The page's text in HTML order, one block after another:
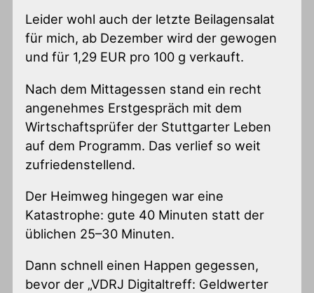
Leider wohl auch der letzte Beilagensalat
für mich, ab Dezember wird der gewogen
und für 1,29 EUR pro 100 g verkauft.
Nach dem Mittagessen stand ein recht
angenehmes Erstgespräch mit dem
Wirtschaftsprüfer der Stuttgarter Leben
auf dem Programm. Das verlief so weit
zufriedenstellend.
Der Heimweg hingegen war eine
Katastrophe: gute 40 Minuten statt der
üblichen 25–30 Minuten.
Dann schnell einen Happen gegessen,
bevor der „VDRJ Digitaltreff: Geldwerter